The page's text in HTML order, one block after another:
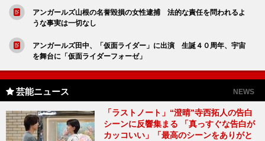
アンガールズ山根の名誉毀損の女性逮捕 法的な責任を問われるよ
うな事実は一切なし
アンガールズ田中、「仮面ライダー」に出演 生誕４０周年、宇宙
を舞台に「仮面ライダーフォーゼ」
芸能ニュース NEWS
「ラストノート」“澄晴”寺西拓人の告白
シーンに反響集まる 「真っすぐな告白が
カッコいい」「最高のシーンをありがと